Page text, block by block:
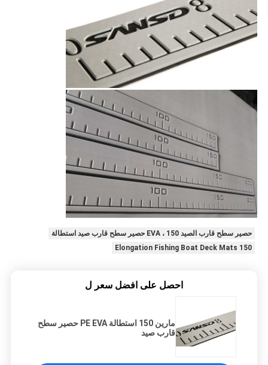
حصير سطح قارب الصيد EVA ، 150 حصير سطح قارب صيد استطالة
150 Elongation Fishing Boat Deck Mats
احصل على افضل سعر ل
مارين 150 استطالة PE EVA حصير سطح
قارب صيد